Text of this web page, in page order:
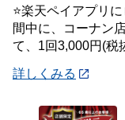
⭐楽天ペイアプリに
間中に、コーナン
て、1回3,000円(税
詳しくみる